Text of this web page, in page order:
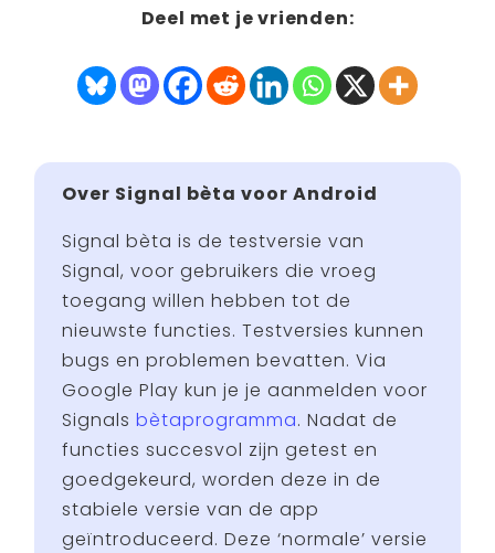
Deel met je vrienden:
Over Signal bèta voor Android
Signal bèta is de testversie van
Signal, voor gebruikers die vroeg
toegang willen hebben tot de
nieuwste functies. Testversies kunnen
bugs en problemen bevatten. Via
Google Play kun je je aanmelden voor
Signalsbètaprogramma. Nadat de
functies succesvol zijn getest en
goedgekeurd, worden deze in de
stabiele versie van de app
geïntroduceerd. Deze ‘normale’ versie